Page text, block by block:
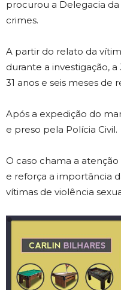
procurou a Delegacia
crimes.
A partir do relato da
durante a investigação,
31 anos e seis meses de
Após a expedição do
e preso pela Polícia Civil.
O caso chama a
e reforça a importância
vítimas de violência